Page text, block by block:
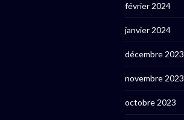
février 2024
janvier 2024
décembre 2023
novembre 2023
octobre 2023